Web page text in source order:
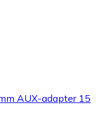
AUX-adapter 15